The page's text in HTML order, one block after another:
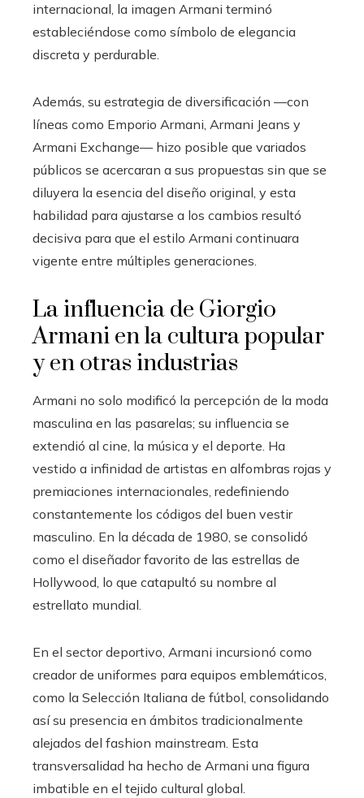
internacional, la imagen Armani terminó
estableciéndose como símbolo de elegancia
discreta y perdurable.
Además, su estrategia de diversificación —con
líneas como Emporio Armani, Armani Jeans y
Armani Exchange— hizo posible que variados
públicos se acercaran a sus propuestas sin que se
diluyera la esencia del diseño original, y esta
habilidad para ajustarse a los cambios resultó
decisiva para que el estilo Armani continuara
vigente entre múltiples generaciones.
La influencia de Giorgio
Armani en la cultura popular
y en otras industrias
Armani no solo modificó la percepción de la moda
masculina en las pasarelas; su influencia se
extendió al cine, la música y el deporte. Ha
vestido a infinidad de artistas en alfombras rojas y
premiaciones internacionales, redefiniendo
constantemente los códigos del buen vestir
masculino. En la década de 1980, se consolidó
como el diseñador favorito de las estrellas de
Hollywood, lo que catapultó su nombre al
estrellato mundial.
En el sector deportivo, Armani incursionó como
creador de uniformes para equipos emblemáticos,
como la Selección Italiana de fútbol, consolidando
así su presencia en ámbitos tradicionalmente
alejados del fashion mainstream. Esta
transversalidad ha hecho de Armani una figura
imbatible en el tejido cultural global.